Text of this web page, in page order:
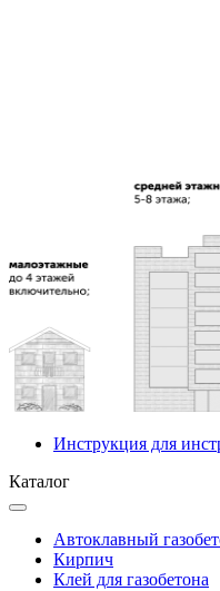
Инструкция для
Каталог
Автоклавный
Кирпич
Клей для газобетона